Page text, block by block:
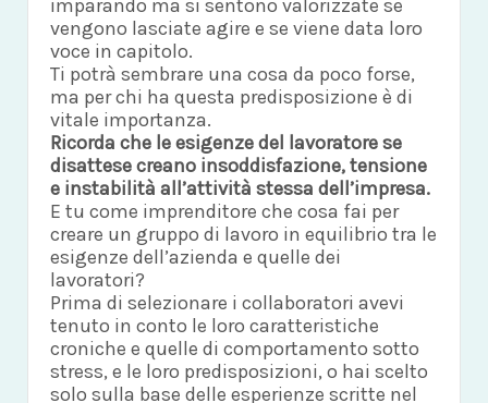
imparando ma si sentono valorizzate se
vengono lasciate agire e se viene data loro
voce in capitolo.
Ti potrà sembrare una cosa da poco forse,
ma per chi ha questa predisposizione è di
vitale importanza.
Ricorda che le esigenze del lavoratore se
disattese creano insoddisfazione, tensione
e instabilità all’attività stessa dell’impresa.
E tu come imprenditore che cosa fai per
creare un gruppo di lavoro in equilibrio tra le
esigenze dell’azienda e quelle dei
lavoratori?
Prima di selezionare i collaboratori avevi
tenuto in conto le loro caratteristiche
croniche e quelle di comportamento sotto
stress, e le loro predisposizioni, o hai scelto
solo sulla base delle esperienze scritte nel